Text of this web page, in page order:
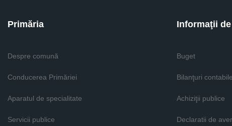
Primăria
Despre comună
Conducerea Primăriei
Aparatul de specialitate
Servicii publice
Informaţii
Buget
Bilanţuri contabile
Achiziţii publice
Declaratii de